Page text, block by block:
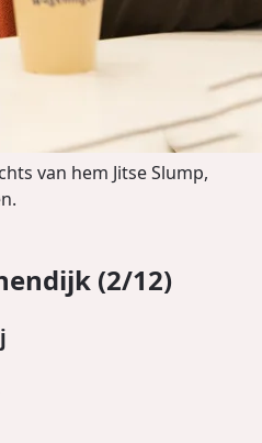
van hem Jitse Slump,
(2/12)